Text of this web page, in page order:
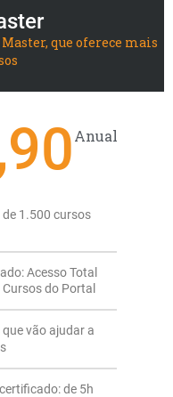
que oferece mais
Anual
1.500 cursos
Acesso Total
do Portal
vão ajudar a
de 5h